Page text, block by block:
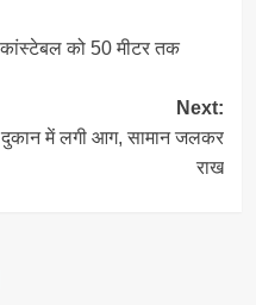
को 50 मीटर तक
Next:
दुकान में लगी आग, सामान जलकर
राख